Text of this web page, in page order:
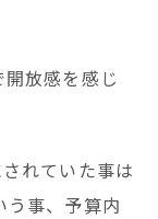
放感を感じ
れていた事は
う事、予算内